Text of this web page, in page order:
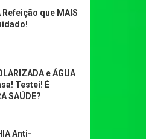
Refeição que MAIS
e ÁGUA
Testei! É
SAÚDE?
Anti-